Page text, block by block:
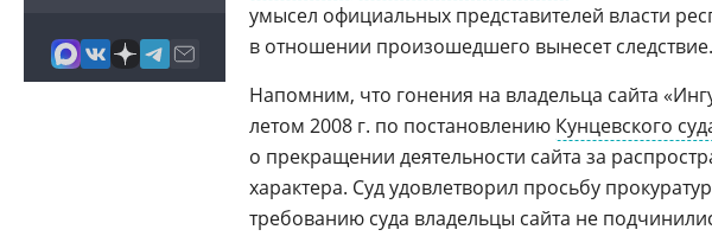
умысел официальных представителей власти
в отношении произошедшего вынесет следствие.
Напомним, что гонения на владельца сайта
летом 2008 г. по постановлению Кунцевского
о прекращении деятельности сайта за
характера. Суд удовлетворил просьбу
требованию суда владельцы сайта не